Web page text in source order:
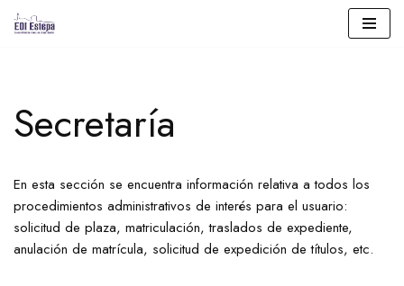
Secretaría
En esta sección se encuentra información relativa a todos los
procedimientos administrativos de interés para el usuario:
solicitud de plaza, matriculación, traslados de expediente,
anulación de matrícula, solicitud de expedición de títulos, etc.